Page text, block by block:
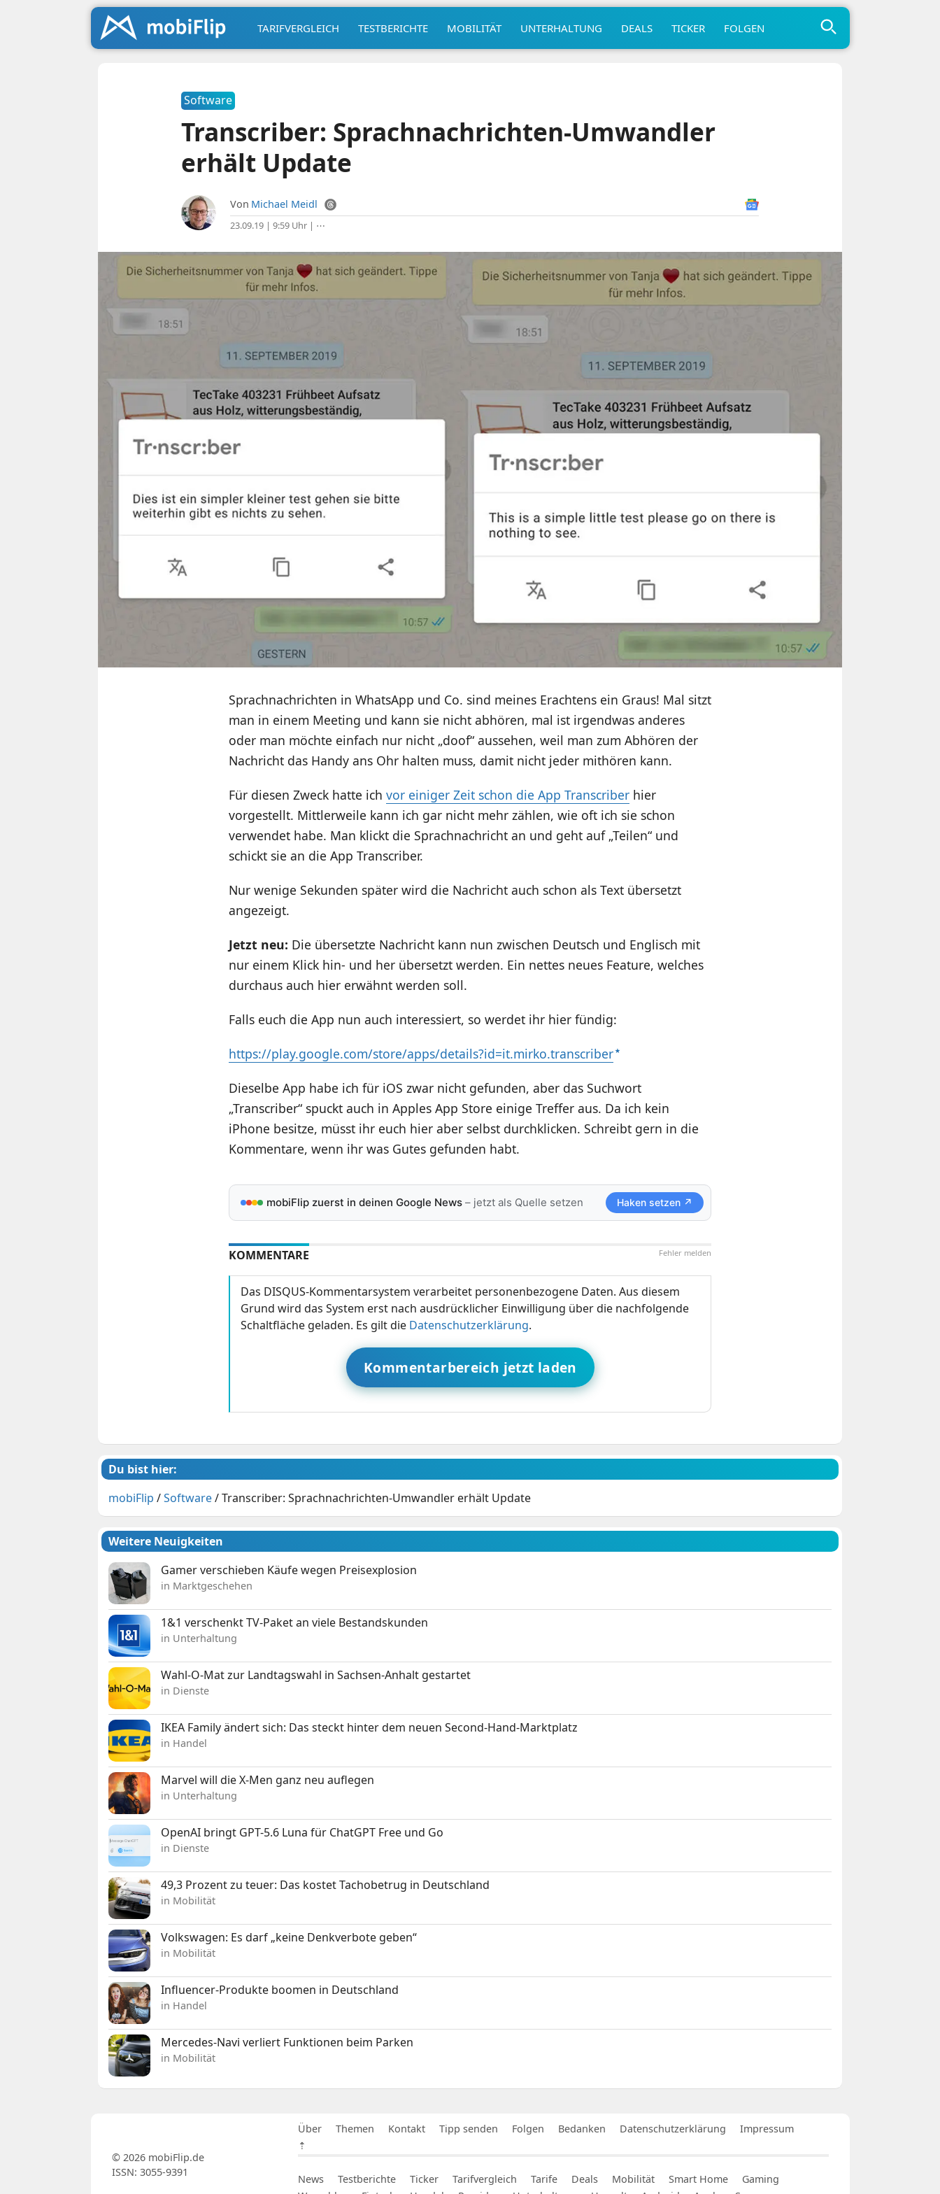
TARIFVERGLEICH TESTBERICHTE MOBILITÄT UNTERHALTUNG DEALS TICKER FOLGEN
Software
Transcriber: Sprachnachrichten-Umwandler
erhält Update
Von Michael Meidl
23.09.19 | 9:59 Uhr| ⋯
Sprachnachrichten in WhatsApp und Co. sind meines Erachtens ein Graus! Mal sitzt
man in einem Meeting und kann sie nicht abhören, mal ist irgendwas anderes
oder man möchte einfach nur nicht „doof“ aussehen, weil man zum Abhören der
Nachricht das Handy ans Ohr halten muss, damit nicht jeder mithören kann.
Für diesen Zweck hatte ich vor einiger Zeit schon die App Transcriberhier
vorgestellt. Mittlerweile kann ich gar nicht mehr zählen, wie oft ich sie schon
verwendet habe. Man klickt die Sprachnachricht an und geht auf „Teilen“ und
schickt sie an die App Transcriber.
Nur wenige Sekunden später wird die Nachricht auch schon als Text übersetzt
angezeigt.
Jetzt neu: Die übersetzte Nachricht kann nun zwischen Deutsch und Englisch mit
nur einem Klick hin- und her übersetzt werden. Ein nettes neues Feature, welches
durchaus auch hier erwähnt werden soll.
Falls euch die App nun auch interessiert, so werdet ihr hier fündig:
https://play.google.com/store/apps/details?id=it.mirko.transcriber
Dieselbe App habe ich für iOS zwar nicht gefunden, aber das Suchwort
„Transcriber“ spuckt auch in Apples App Store einige Treffer aus. Da ich kein
iPhone besitze, müsst ihr euch hier aber selbst durchklicken. Schreibt gern in die
Kommentare, wenn ihr was Gutes gefunden habt.
mobiFlip zuerst in deinen Google News– jetzt als Quelle setzen Haken setzen ↗
Fehler melden
KOMMENTARE
Das DISQUS-Kommentarsystem verarbeitet personenbezogene Daten. Aus diesem
Grund wird das System erst nach ausdrücklicher Einwilligung über die nachfolgende
Schaltfläche geladen. Es gilt die Datenschutzerklärung.
Kommentarbereich jetzt laden
Du bist hier:
mobiFlip /Software/Transcriber: Sprachnachrichten-Umwandler erhält Update
Weitere Neuigkeiten
Gamer verschieben Käufe wegen Preisexplosion
in Marktgeschehen
1&1 verschenkt TV-Paket an viele Bestandskunden
in Unterhaltung
Wahl-O-Mat zur Landtagswahl in Sachsen-Anhalt gestartet
in Dienste
IKEA Family ändert sich: Das steckt hinter dem neuen Second-Hand-Marktplatz
in Handel
Marvel will die X-Men ganz neu auflegen
in Unterhaltung
OpenAI bringt GPT-5.6 Luna für ChatGPT Free und Go
in Dienste
49,3 Prozent zu teuer: Das kostet Tachobetrug in Deutschland
in Mobilität
Volkswagen: Es darf „keine Denkverbote geben“
in Mobilität
Influencer-Produkte boomen in Deutschland
in Handel
Mercedes-Navi verliert Funktionen beim Parken
in Mobilität
Über Themen Kontakt Tipp senden Folgen Bedanken Datenschutzerklärung
Impressum
⇡
News Testberichte Ticker Tarifvergleich Tarife Deals Mobilität Smart Home
Gaming
© 2026 mobiFlip.de
ISSN: 3055-9391